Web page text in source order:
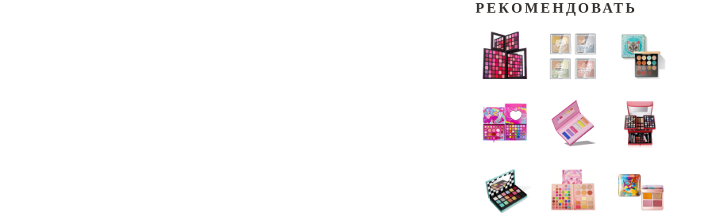
РЕКОМЕНДОВАТЬ